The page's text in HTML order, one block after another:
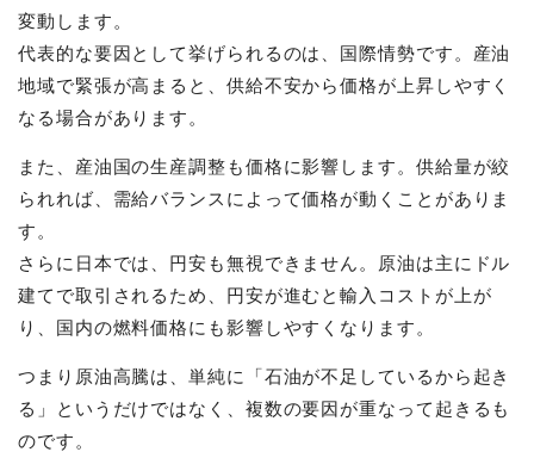
変動します。
代表的な要因として挙げられるのは、国際情勢です。産油
地域で緊張が高まると、供給不安から価格が上昇しやすく
なる場合があります。
また、産油国の生産調整も価格に影響します。供給量が絞
られれば、需給バランスによって価格が動くことがありま
す。
さらに日本では、円安も無視できません。原油は主にドル
建てで取引されるため、円安が進むと輸入コストが上が
り、国内の燃料価格にも影響しやすくなります。
つまり原油高騰は、単純に「石油が不足しているから起き
る」というだけではなく、複数の要因が重なって起きるも
のです。